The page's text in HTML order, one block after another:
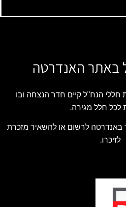
באתר האנדרטה
הנח"ל קיים חדר הנצחה ובו
לכל חלל מגירה.
באנדרטה לרשום או להשאיר מזכרת
לזיכרו.